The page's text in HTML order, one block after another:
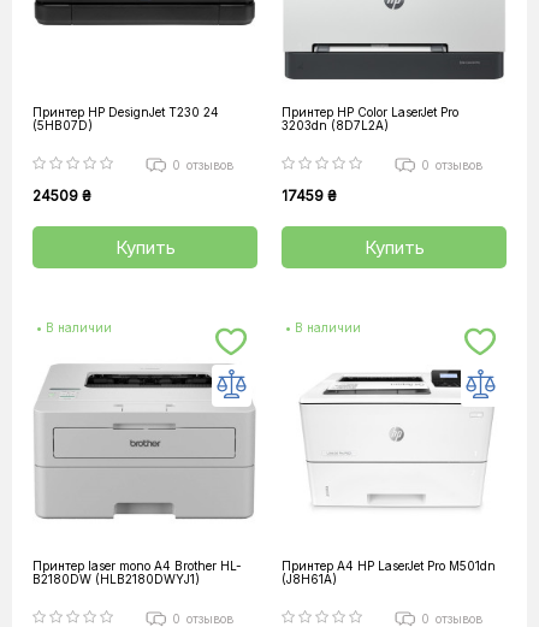
Принтер HP DesignJet T230 24
(5HB07D)
0 отзывов
24509 ₴
Купить
Принтер HP Color LaserJet Pro
3203dn (8D7L2A)
0 отзывов
17459 ₴
Купить
• В наличии
Принтер laser mono А4 Brother HL-
B2180DW (HLB2180DWYJ1)
0 отзывов
• В наличии
Принтер А4 HP LaserJet Pro M501dn
(J8H61A)
0 отзывов